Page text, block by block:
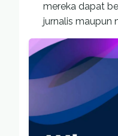
mereka dapat
jurnalis maupun